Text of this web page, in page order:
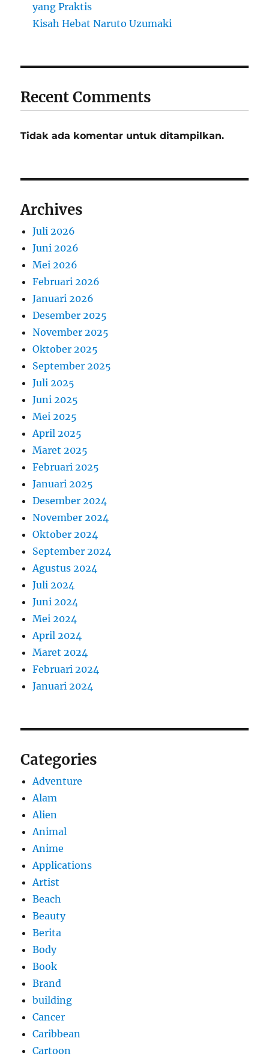
yang Praktis
Kisah Hebat Naruto Uzumaki
Recent Comments
Tidak ada komentar untuk ditampilkan.
Archives
Juli 2026
Juni 2026
Mei 2026
Februari 2026
Januari 2026
Desember 2025
November 2025
Oktober 2025
September 2025
Juli 2025
Juni 2025
Mei 2025
April 2025
Maret 2025
Februari 2025
Januari 2025
Desember 2024
November 2024
Oktober 2024
September 2024
Agustus 2024
Juli 2024
Juni 2024
Mei 2024
April 2024
Maret 2024
Februari 2024
Januari 2024
Categories
Adventure
Alam
Alien
Animal
Anime
Applications
Artist
Beach
Beauty
Berita
Body
Book
Brand
building
Cancer
Caribbean
Cartoon